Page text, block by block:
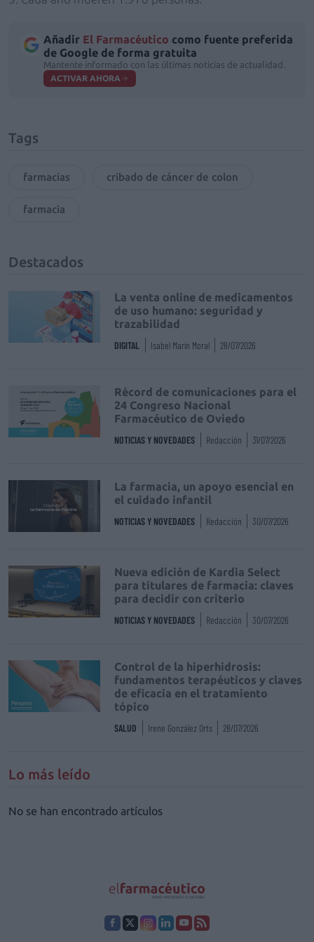
Añadir El Farmacéutico como fuente preferida
de Google de forma gratuita
Mantente informado con las últimas noticias de actualidad.
ACTIVAR AHORA
Tags
farmacias cribado de cáncer de colon
farmacia
Destacados
La venta online de medicamentos
de uso humano: seguridad y
trazabilidad
DIGITAL Isabel Marín Moral 28/07/2026
Récord de comunicaciones para el
24 Congreso Nacional
Farmacéutico de Oviedo
NOTICIAS Y NOVEDADES Redacción 31/07/2026
La farmacia, un apoyo esencial en
el cuidado infantil
NOTICIAS Y NOVEDADES Redacción 30/07/2026
Nueva edición de Kardia Select
para titulares de farmacia: claves
para decidir con criterio
NOTICIAS Y NOVEDADES Redacción 30/07/2026
Control de la hiperhidrosis:
fundamentos terapéuticos y claves
de eficacia en el tratamiento
tópico
SALUD Irene González Orts 28/07/2026
Lo más leído
No se han encontrado artículos